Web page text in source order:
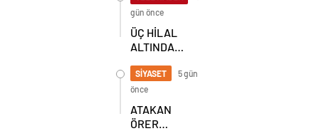
gün önce
ÜÇ HİLAL
ALTINDA
BULUŞMA!
SEKİZ İL
BAŞKANI
BİR ARADA
SİYASET
5 gün
önce
ATAKAN
ÖRER